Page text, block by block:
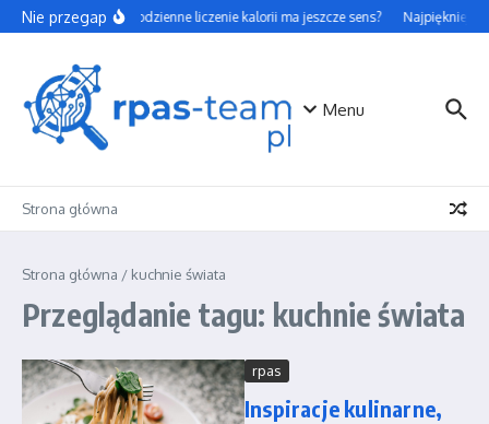
Przejdź do treści
Nie przegapCzy codzienne liczenie kalorii ma jeszcze sens?
Menu
Strona główna
Strona główna / kuchnie świata
Przeglądanie tagu: kuchnie świata
rpas
Inspiracje kulinarne,